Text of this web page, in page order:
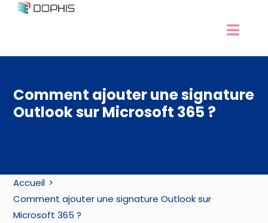
Passer
à
Développement Excel
Services Access
Nos formations
Comment ajouter une signature
Outlook sur Microsoft 365 ?
Accueil
Comment ajouter une signature Outlook sur
Microsoft 365 ?